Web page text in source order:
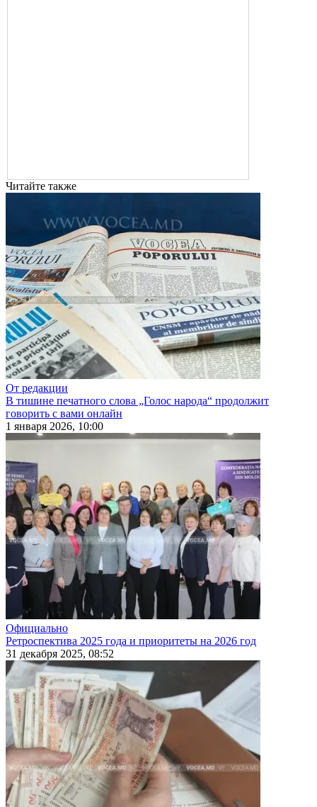
Читайте также
От редакции
В тишине печатного слова „Голос народа“ продолжит
говорить с вами онлайн
1 января 2026, 10:00
Официально
Ретроспектива 2025 года и приоритеты на 2026 год
31 декабря 2025, 08:52